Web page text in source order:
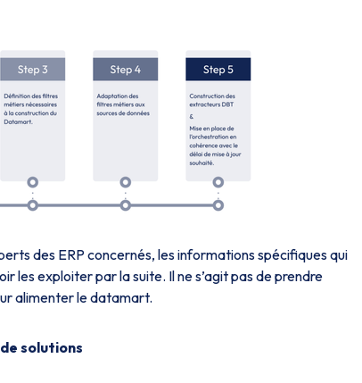
des ERP concernés, les informations spécifiques qui
les exploiter par la suite. Il ne s’agit pas de prendre
alimenter le datamart.
solutions